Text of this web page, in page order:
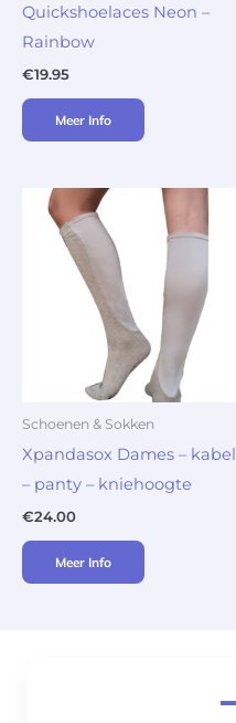
Quickshoelaces Neon –
Rainbow
€19.95
Meer Info
Schoenen & Sokken
Xpandasox Dames – kabel
– panty – kniehoogte
€24.00
Meer Info